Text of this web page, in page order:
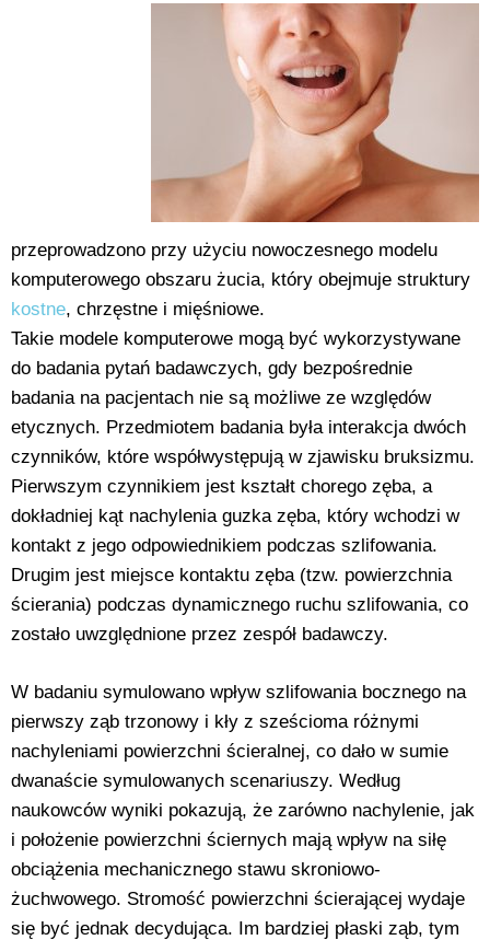
przeprowadzono przy użyciu nowoczesnego modelu
komputerowego obszaru żucia, który obejmuje struktury
kostne, chrzęstne i mięśniowe.
Takie modele komputerowe mogą być wykorzystywane
do badania pytań badawczych, gdy bezpośrednie
badania na pacjentach nie są możliwe ze względów
etycznych. Przedmiotem badania była interakcja dwóch
czynników, które współwystępują w zjawisku bruksizmu.
Pierwszym czynnikiem jest kształt chorego zęba, a
dokładniej kąt nachylenia guzka zęba, który wchodzi w
kontakt z jego odpowiednikiem podczas szlifowania.
Drugim jest miejsce kontaktu zęba (tzw. powierzchnia
ścierania) podczas dynamicznego ruchu szlifowania, co
zostało uwzględnione przez zespół badawczy.
W badaniu symulowano wpływ szlifowania bocznego na
pierwszy ząb trzonowy i kły z sześcioma różnymi
nachyleniami powierzchni ścieralnej, co dało w sumie
dwanaście symulowanych scenariuszy. Według
naukowców wyniki pokazują, że zarówno nachylenie, jak
i położenie powierzchni ściernych mają wpływ na siłę
obciążenia mechanicznego stawu skroniowo-
żuchwowego. Stromość powierzchni ścierającej wydaje
się być jednak decydująca. Im bardziej płaski ząb, tym